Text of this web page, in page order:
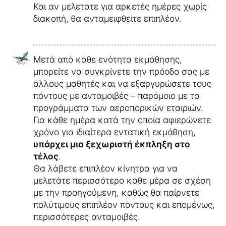
Και αν μελετάτε για αρκετές ημέρες χωρίς
διακοπή, θα ανταμειφθείτε επιπλέον.
Μετά από κάθε ενότητα εκμάθησης,
μπορείτε να συγκρίνετε την πρόοδο σας με
άλλους μαθητές και να εξαργυρώσετε τους
πόντους με ανταμοιβές – παρόμοιο με τα
προγράμματα των αεροπορικών εταιριών.
Για κάθε ημέρα κατά την οποία αφιερώνετε
χρόνο για ιδιαίτερα εντατική εκμάθηση,
υπάρχει μια ξεχωριστή έκπληξη στο
τέλος.
Θα λάβετε επιπλέον κίνητρα για να
μελετάτε περισσότερο κάθε μέρα σε σχέση
με την προηγούμενη, καθώς θα παίρνετε
πολύτιμους επιπλέον πόντους και επομένως,
περισσότερες ανταμοιβές.